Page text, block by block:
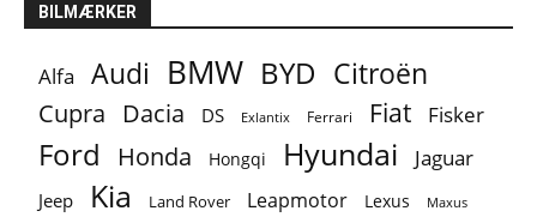
BILMÆRKER
Alfa Audi BMW BYD Citroën
Cupra Dacia DS Exlantix Ferrari Fiat Fisker
Ford Honda Hongqi Hyundai Jaguar
Jeep Kia Land Rover Leapmotor Lexus Maxus